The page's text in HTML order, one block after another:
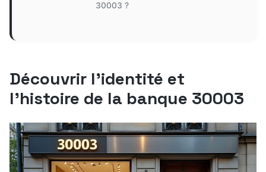
30003 ?
Découvrir l’identité et
l’histoire de la banque 30003